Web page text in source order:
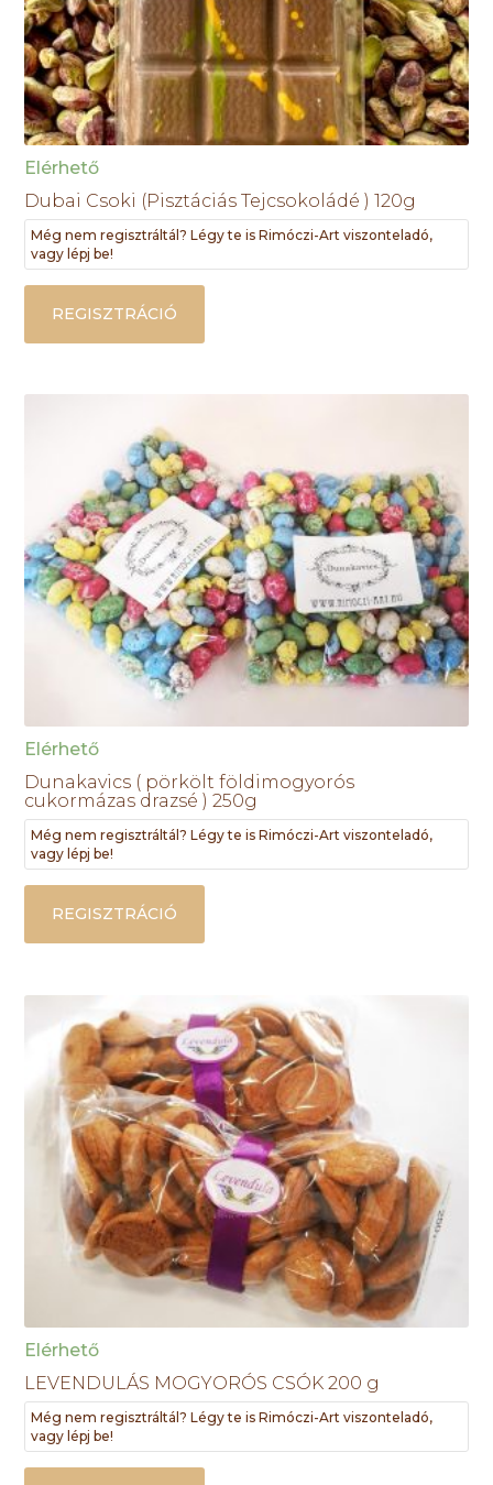
Elérhető
Dubai Csoki (Pisztáciás Tejcsokoládé ) 120g
Még nem regisztráltál? Légy te is Rimóczi-Art viszonteladó,
vagy lépj be!
REGISZTRÁCIÓ
Elérhető
Dunakavics ( pörkölt földimogyorós
cukormázas drazsé ) 250g
Még nem regisztráltál? Légy te is Rimóczi-Art viszonteladó,
vagy lépj be!
REGISZTRÁCIÓ
Elérhető
LEVENDULÁS MOGYORÓS CSÓK 200 g
Még nem regisztráltál? Légy te is Rimóczi-Art viszonteladó,
vagy lépj be!